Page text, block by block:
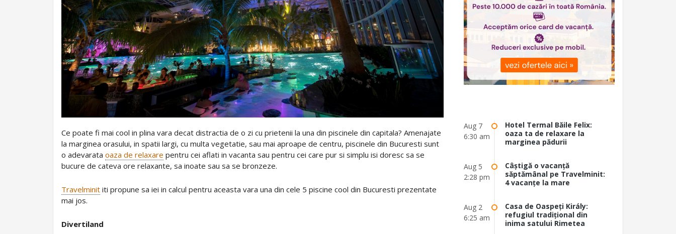
Ce poate fi mai cool in plina vara decat distractia de o zi cu prietenii la una din piscinele din capitala? Amenajate
la marginea orasului, in spatii largi, cu multa vegetatie, sau mai aproape de centru, piscinele din Bucuresti sunt
o adevarata oaza de relaxare pentru cei aflati in vacanta sau pentru cei care pur si simplu isi doresc sa se
bucure de cateva ore relaxante, sa inoate sau sa se bronzeze.
Travelminit iti propune sa iei in calcul pentru aceasta vara una din cele 5 piscine cool din Bucuresti prezentate
mai jos.
Divertiland
Aug 7
6:30 am
Hotel Termal Băile Felix:
oaza ta de relaxare la
marginea pădurii
Aug 5
2:28 pm
Câștigă o vacanță
săptămânal pe Travelminit:
4 vacanțe la mare
Aug 2
6:25 am
Casa de Oaspeți Király:
refugiul tradițional din
inima satului Rimetea